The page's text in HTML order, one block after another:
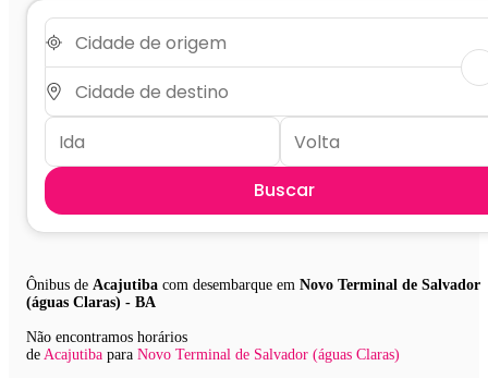
Buscar
Ônibus de Acajutiba com desembarque em Novo Terminal de Salvador
(águas Claras) - BA
Não encontramos horários
de Acajutiba para Novo Terminal de Salvador (águas Claras)